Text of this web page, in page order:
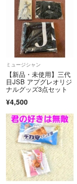
ミュージシャン
【新品・未使用】三代
目JSB アプグレオリジ
ナルグッズ3点セット
¥4,500